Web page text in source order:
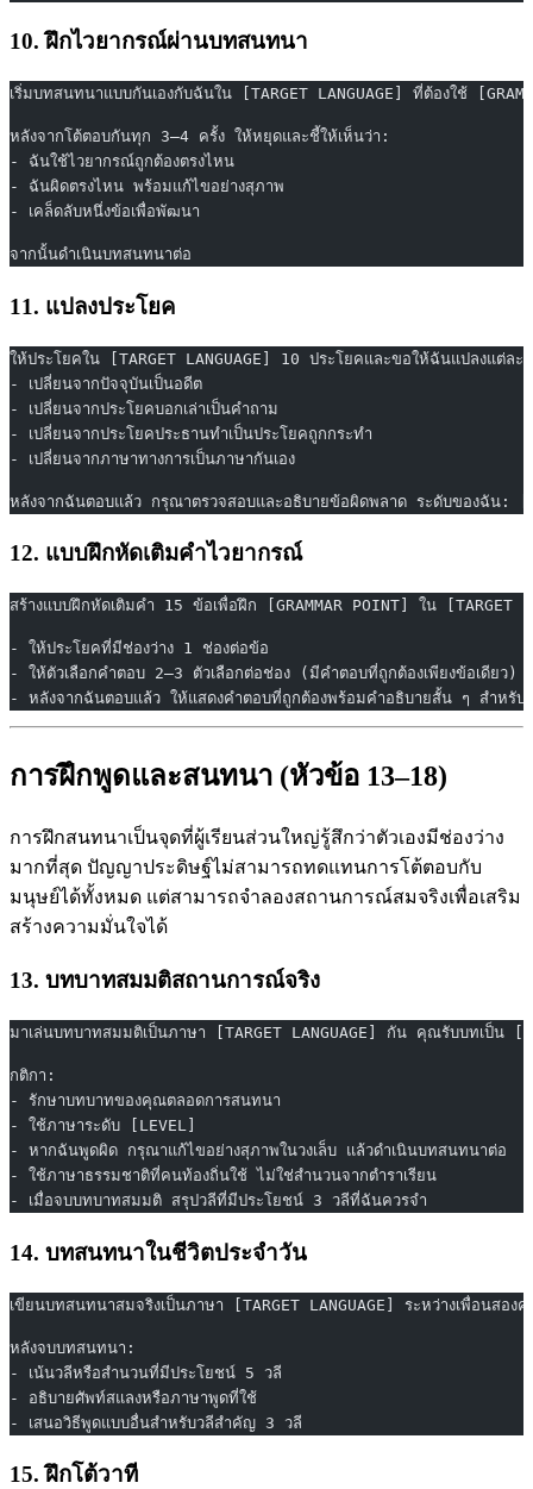
10. ฝึกไวยากรณ์ผ่านบทสนทนา
เริ่มบทสนทนาแบบกันเองกับฉันใน [TARGET LANGUAGE] ที่ต้องใช้
หลังจากโต้ตอบกันทุก 3–4 ครั้ง ให้หยุดและชี้ให้เห็นว่า:
- ฉันใช้ไวยากรณ์ถูกต้องตรงไหน
- ฉันผิดตรงไหน พร้อมแก้ไขอย่างสุภาพ
- เคล็ดลับหนึ่งข้อเพื่อพัฒนา
จากนั้นดำเนินบทสนทนาต่อ
11. แปลงประโยค
ให้ประโยคใน [TARGET LANGUAGE] 10 ประโยคและขอให้ฉันแปลงแต่ละ
- เปลี่ยนจากปัจจุบันเป็นอดีต
- เปลี่ยนจากประโยคบอกเล่าเป็นคำถาม
- เปลี่ยนจากประโยคประธานทำเป็นประโยคถูกกระทำ
- เปลี่ยนจากภาษาทางการเป็นภาษากันเอง
หลังจากฉันตอบแล้ว กรุณาตรวจสอบและอธิบายข้อผิดพลาด ระดับของฉัน:
12. แบบฝึกหัดเติมคำไวยากรณ์
สร้างแบบฝึกหัดเติมคำ 15 ข้อเพื่อฝึก [GRAMMAR POINT] ใน [TARGET
- ให้ประโยคที่มีช่องว่าง 1 ช่องต่อข้อ
- ให้ตัวเลือกคำตอบ 2–3 ตัวเลือกต่อช่อง (มีคำตอบที่ถูกต้องเพียงข้อเดียว)
- หลังจากฉันตอบแล้ว ให้แสดงคำตอบที่ถูกต้องพร้อมคำอธิบายสั้น ๆ สำหรับ
การฝึกพูดและสนทนา (หัวข้อ 13–18)
การฝึกสนทนาเป็นจุดที่ผู้เรียนส่วนใหญ่รู้สึกว่าตัวเองมีช่องว่าง
มากที่สุด ปัญญาประดิษฐ์ไม่สามารถทดแทนการโต้ตอบกับ
มนุษย์ได้ทั้งหมด แต่สามารถจำลองสถานการณ์สมจริงเพื่อเสริม
สร้างความมั่นใจได้
13. บทบาทสมมติสถานการณ์จริง
มาเล่นบทบาทสมมติเป็นภาษา [TARGET LANGUAGE] กัน คุณรับบทเป็น
กติกา:
- รักษาบทบาทของคุณตลอดการสนทนา
- ใช้ภาษาระดับ [LEVEL]
- หากฉันพูดผิด กรุณาแก้ไขอย่างสุภาพในวงเล็บ แล้วดำเนินบทสนทนาต่อ
- ใช้ภาษาธรรมชาติที่คนท้องถิ่นใช้ ไม่ใช่สำนวนจากตำราเรียน
- เมื่อจบบทบาทสมมติ สรุปวลีที่มีประโยชน์ 3 วลีที่ฉันควรจำ
14. บทสนทนาในชีวิตประจำวัน
เขียนบทสนทนาสมจริงเป็นภาษา [TARGET LANGUAGE] ระหว่างเพื่อ
หลังจบบทสนทนา:
- เน้นวลีหรือสำนวนที่มีประโยชน์ 5 วลี
- อธิบายศัพท์สแลงหรือภาษาพูดที่ใช้
- เสนอวิธีพูดแบบอื่นสำหรับวลีสำคัญ 3 วลี
15. ฝึกโต้วาที